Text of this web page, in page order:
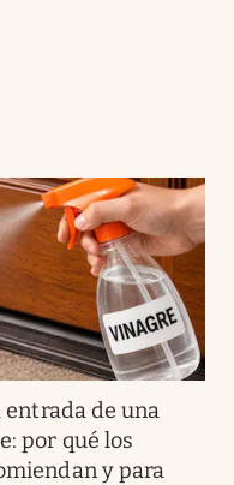
entrada de una
por qué los
y para